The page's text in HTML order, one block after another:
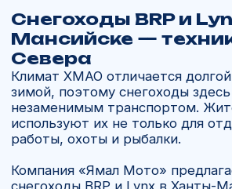
Особый интерес вызывают канадские
снегоходы Ski-Doo и Lynx. Эти машины
разработаны для сурового климата и подходят
для эксплуатации в ХМАО. Популярные
модели — BRP 900 ACE, Skandic LE/SE,
Expedition LE/SE, спортивные Summit X Expert
и утилитарный Tundra.
У нас можно заранее узнать, сколько стоит
новый снегоход в Ханты-Мансийске, сравнить
цены и выбрать подходящий вариант:
от доступного утилитарного снежика
с официальными документами и гарантией.